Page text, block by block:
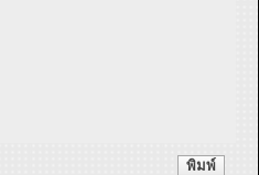
พิมพ์